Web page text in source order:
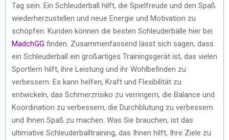
Tag sein. Ein Schleuderball hilft, die Spielfreude und den Spaß
wiederherzustellen und neue Energie und Motivation zu
schöpfen. Kunden können die besten Schleuderbälle hier bei
MadchGG finden. Zusammenfassend lässt sich sagen, dass
ein Schleuderball ein großartiges Trainingsgerät ist, das vielen
Sportlern hilft, ihre Leistung und ihr Wohlbefinden zu
verbessern. Es kann helfen, Kraft und Flexibilität zu
entwickeln, das Schmerzrisiko zu verringern, die Balance und
Koordination zu verbessern, die Durchblutung zu verbessern
und Ihnen Spaß zu machen. Was Sie brauchen, ist das
ultimative Schleuderballtraining, das Ihnen hilft, Ihre Ziele zu